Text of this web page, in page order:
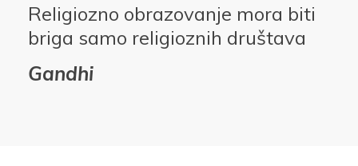
Religiozno obrazovanje mora biti
briga samo religioznih društava
Gandhi